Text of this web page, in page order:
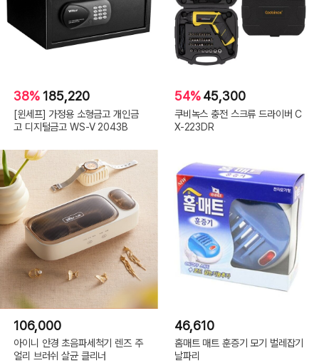
38% 185,220
[윈세프] 가정용 소형금고 개인금
고 디지털금고 WS-V 2043B
54%45,300
쿠비녹스 충전 스크류 드라이버 C
X-223DR
106,000
아이니 안경 초음파세척기 렌즈 주
얼리 브러쉬 살균 클리너
46,610
홈매트 매트 훈증기 모기 벌레잡기
날파리